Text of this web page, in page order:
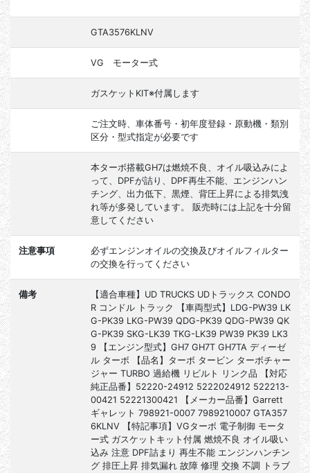
GTA3576KLNV
VG モーター式
ガスケットKIT※付属します
ご注文時、車体番号・初年度登録・原動機・類別
区分・型式指定が必要です
本ターボ搭載GH7は燃焼不良、オイル吸込みによ
って、DPFが詰り、DPF再生不能、エンジンハン
チング、出力低下、黒煙、背圧上昇による排気洩
れ等が多発しています。 販売時には上記を十分留
意してください
注意事項
必ずエンジンオイルの交換及びオイルフィルター
の交換を行ってください
備考
【適合車種】UD TRUCKS UDトラックス CONDO
R コンドル トラック 【車両型式】LDG-PW39 LK
G-PK39 LKG-PW39 QDG-PK39 QDG-PW39 QK
G-PK39 SKG-LK39 TKG-LK39 PW39 PK39 LK3
9 【エンジン型式】GH7 GH7T GH7TA ディーゼ
ル ターボ 【品名】ターボ タービン ターボチャー
ジャー TURBO 過給機 リビルト リンク品 【対応
純正品番】52220-24912 5222024912 522213-
00421 52221300421 【メーカー品番】Garrett
ギャレット 798921-0007 7989210007 GTA357
6KLNV 【特記事項】VGターボ 電子制御 モータ
ー式 ガスケットキット付属 燃焼不良 オイル吸い
込み 注意 DPF詰まり 再生不能 エンジンハンチン
グ 排圧上昇 排気漏れ 故障 修理 交換 不調 トラブ